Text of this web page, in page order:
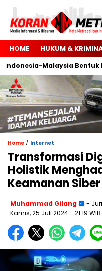
HOME HUKUM &
Malaysia Bentuk
Home / Internet
Transformasi
Holistik
Keamanan Siber
Muhammad Gilang
-
Kamis, 25 Juli 2024- 21:19 WIB